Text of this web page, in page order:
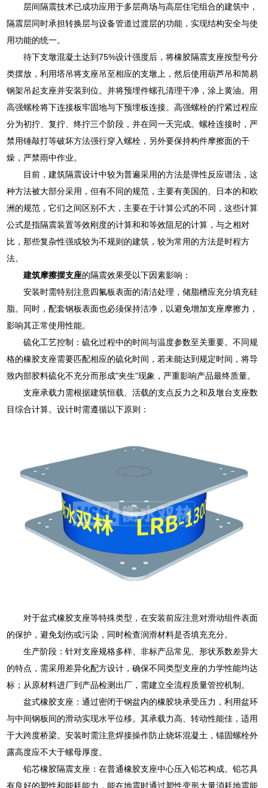
层间隔震技术已成功应用于多层商场与高层住宅组合的建筑中，
隔震层同时承担转换层与设备管道过渡层的功能，实现结构安全与使
用功能的统一。
待下支墩混凝土达到75%设计强度后，将橡胶隔震支座按型号分
类摆放，利用塔吊将支座吊至相应的支墩上，然后使用葫芦吊和简易
钢架吊起支座并安装到位。并将预埋件螺孔清理干净，涂上黄油。用
高强螺栓将下连接板牢固地与下预埋板连接。高强螺栓的拧紧过程应
分为初拧、复拧、终拧三个阶段，并在同一天完成。螺栓连接时，严
禁用锤敲打等破坏方法强行穿入螺栓，另外要保持构件摩擦面的干
燥，严禁雨中作业。
目前，建筑隔震设计中较为普遍采用的方法是弹性反应谱法，这
种方法被大部分采用，但有不同的规范，主要有美国的、日本的和欧
洲的规范，它们之间区别不大，主要在于计算公式的不同，这些计算
公式是指隔震装置等效刚度的计算和和等效阻尼的计算，与之相对
比，那些复杂性强或较为不规则的建筑，较为常用的方法是时程方
法。
建筑摩擦摆支座的隔震效果受以下因素影响：
安装时需特别注意四氟板表面的清洁处理，储脂槽应充分填充硅
脂。同时，配套钢板表面也必须保持洁净，以避免增加支座摩擦力，
影响其正常使用性能。
硫化工艺控制：硫化过程中的时间与温度参数至关重要。不同规
格的橡胶支座需要匹配相应的硫化时间，若未能达到规定时间，将导
致内部胶料硫化不充分而形成"夹生"现象，严重影响产品最终质量。
支座承载力需根据建筑恒载、活载的支点反力之和及墩台支座数
目综合计算。设计时需遵循以下原则：
对于盆式橡胶支座等特殊类型，在安装前应注意对滑动组件表面
的保护，避免划伤或污染，同时检查润滑材料是否填充充分。
生产阶段：针对支座规格多样、非标产品常见、形状系数差异大
的特点，需采用差异化配方设计，确保不同类型支座的力学性能均达
标；从原材料进厂到产品检测出厂，需建立全流程质量管控机制。
盆式橡胶支座：通过密闭于钢盆内的橡胶块承受压力，利用盆环
与中间钢板间的滑动实现水平位移。其承载力高、转动性能佳，适用
于大跨度桥梁。安装时需注意焊接操作防止烧坏混凝土，锚固螺栓外
露高度应不大于螺母厚度。
铅芯橡胶隔震支座：在普通橡胶支座中心压入铅芯构成。铅芯具
有良好的塑性和能耗能力，能在地震时通过塑性变形大量消耗地震能